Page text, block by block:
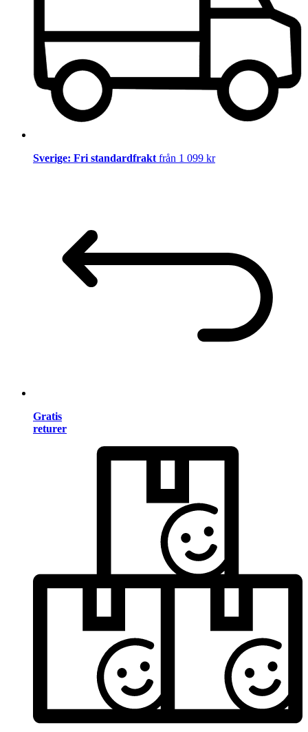
Sverige: Fri standardfrakt från 1 099 kr
Gratis
returer